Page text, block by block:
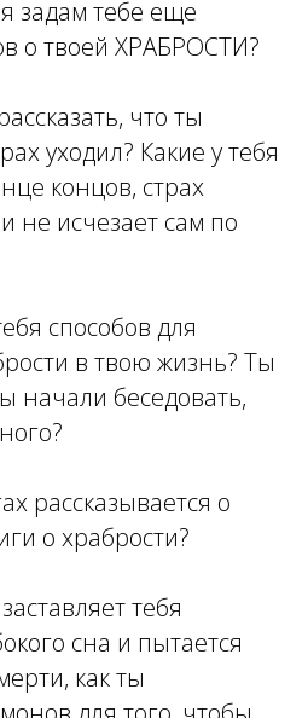
задам тебе еще
о твоей ХРАБРОСТИ?
что ты
уходил? Какие у тебя
концов, страх
не исчезает сам по
способов для
в твою жизнь? Ты
начали беседовать,
рассказывается о
о храбрости?
тебя
сна и пытается
как ты